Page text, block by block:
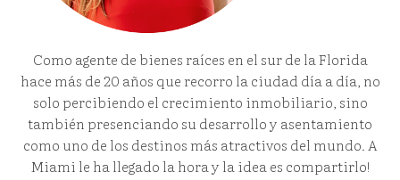
Como agente de bienes raíces en el sur de la Florida
hace más de 20 años que recorro la ciudad día a día, no
solo percibiendo el crecimiento inmobiliario, sino
también presenciando su desarrollo y asentamiento
como uno de los destinos más atractivos del mundo. A
Miami le ha llegado la hora y la idea es compartirlo!